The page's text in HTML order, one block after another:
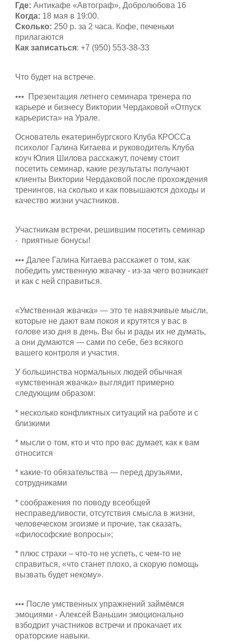
Где: Антикафе «Автограф», Добролюбова 16
Когда: 18 мая в 19:00.
Сколько: 250 р. за 2 часа. Кофе, печеньки
прилагаются
Как записаться: +7 (950) 553-38-33
Что будет на встрече.
••• Презентация летнего семинара тренера по
карьере и бизнесу Виктории Чердаковой «Отпуск
карьериста» на Урале.
Основатель екатеринбургского Клуба КРОССа
психолог Галина Китаева и руководитель Клуба
коуч Юлия Шилова расскажут, почему стоит
посетить семинар, какие результаты получают
клиенты Виктории Чердаковой после прохождения
тренингов, на сколько и как повышаются доходы и
качество жизни участников.
Участникам встречи, решившим посетить семинар
- приятные бонусы!
••• Далее Галина Китаева расскажет о том, как
победить умственную жвачку - из-за чего возникает
и как с ней справиться.
«Умственная жвачка» — это те навязчивые мысли,
которые не дают вам покоя и крутятся у вас в
голове изо дня в день. Вы бы и рады их не думать,
а они думаются — сами по себе, без всякого
вашего контроля и участия.
У большинства нормальных людей обычная
«умственная жвачка» выглядит примерно
следующим образом:
* несколько конфликтных ситуаций на работе и с
близкими
* мысли о том, кто и что про вас думает, как к вам
относится
* какие-то обязательства — перед друзьями,
сотрудниками
* соображения по поводу всеобщей
несправедливости, отсутствия смысла в жизни,
человеческом эгоизме и прочие, так сказать,
«философские вопросы»;
* плюс страхи – что-то не успеть, с чем-то не
справиться, «что станет плохо, а скорую помощь
вызвать будет некому».
••• После умственных упражнений займёмся
эмоциями - Алексей Ваньшин эмоционально
взбодрит участников встречи и прокачает их
ораторские навыки.